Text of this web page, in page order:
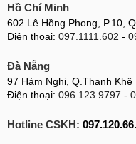
lỏng như nước, dầu,
khác. Chất lỏng có
trong, bao gồm cả
Hãy cẩn thận khi
Max để tránh va đập
và làm mất tính năng
Khi làm sạch màn
Hồ Chí Minh
602 Lê Hồng Phong, P.10,
Điện thoại: 097.1111.602 -
Đà Nẵng
97 Hàm Nghi, Q.Thanh Khê
Điện thoại: 096.123.9797 -
Hotline CSKH: